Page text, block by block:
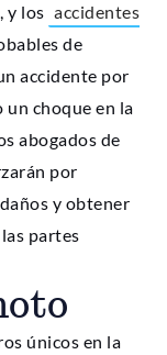
y los accidentes
de
accidente por
un choque en la
abogados de
por
y obtener
partes
únicos en la